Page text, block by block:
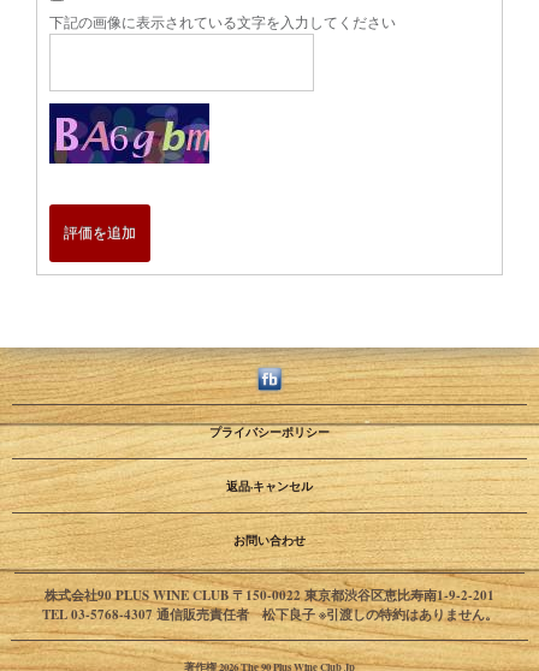
下記の画像に表示されている文字を入力してください
評価を追加
プライバシーポリシー
返品·キャンセル
お問い合わせ
株式会社90 PLUS WINE CLUB 〒150-0022 東京都渋谷区恵比寿南1-9-2-201
TEL 03-5768-4307 通信販売責任者 松下良子 ※引渡しの特約はありません。
著作権 2026 The 90 Plus Wine Club Jp